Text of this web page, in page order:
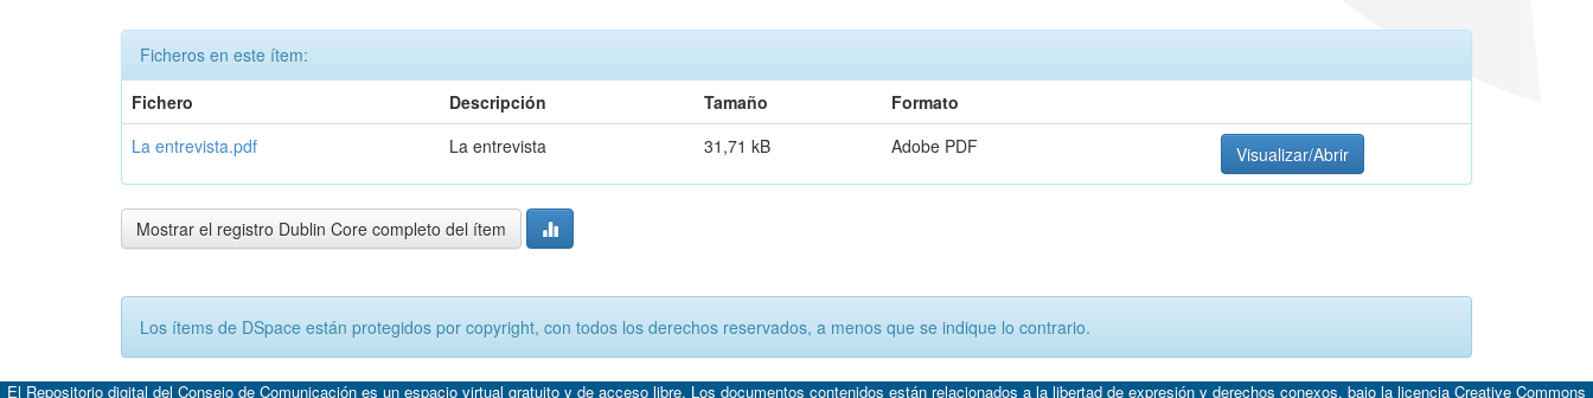
Ficheros en este ítem:
Fichero
Descripción Tamaño
Formato
La entrevista.pdf
La entrevista 31,71 kB Adobe PDF Visualizar/Abrir
Mostrar el registro Dublin Core completo del ítem
Los ítems de DSpace están protegidos por copyright, con todos los derechos reservados, a menos que se indique lo contrario.
El Repositorio digital del Consejo de Comunicación es un espacio virtual gratuito y de acceso libre. Los documentos contenidos están relacionados a la libertad de expresión y derechos conexos, bajo la licencia Creative Commons